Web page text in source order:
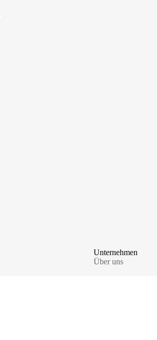
Unternehmen
Über uns